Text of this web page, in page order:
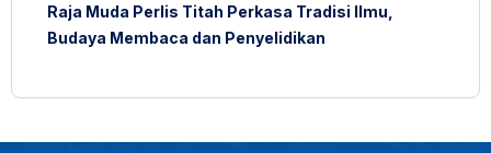
Raja Muda Perlis Titah Perkasa Tradisi Ilmu,
Budaya Membaca dan Penyelidikan